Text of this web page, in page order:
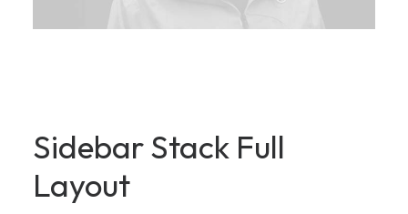
Sidebar Stack Full
Layout